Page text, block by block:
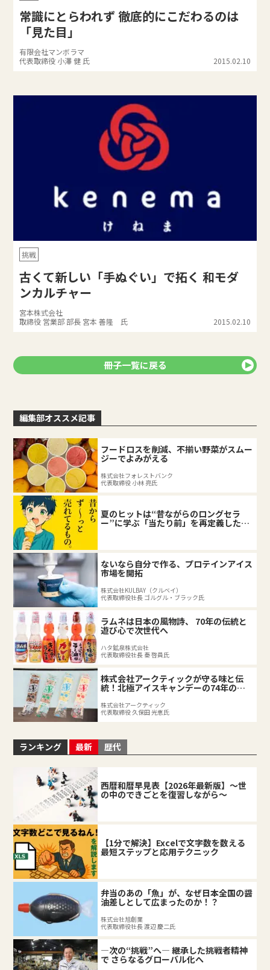
常識にとらわれず 徹底的にこだわるのは
「見た目」
有限会社マンボラマ
代表取締役 小澤 健 氏
2015.02.10
挑戦
古くて新しい「手ぬぐい」で拓く 和モダ
ンカルチャー
宮本株式会社
取締役 営業部 部長 宮本 善隆 氏
2015.02.10
冊子一覧に戻る
編集部オススメ記事
フードロスを削減、不揃い野菜がスムー
ジーでよみがえる
株式会社フォレストバンク
代表取締役 小林 亮氏
夏のヒットは“昔ながらのロングセラ
ー”に学ぶ「当たり前」を再定義した企
業の底力
ないなら自分で作る、プロテインアイス
市場を開拓
株式会社KULBAY（クルベイ）
代表取締役社長 ゴルグル・ブラック氏
ラムネは日本の風物詩、 70年の伝統と
遊び心で次世代へ
ハタ鉱泉株式会社
代表取締役社長 秦 啓員氏
株式会社アークティックが守る味と伝
統！北極アイスキャンデーの74年の軌
跡
株式会社アークティック
代表取締役 久保田 光恵氏
ランキング 最新 歴代
西暦和暦早見表【2026年最新版】～世
の中のできごとを復習しながら～
【1分で解決】Excelで文字数を数える
最短ステップと応用テクニック
弁当のあの「魚」が、なぜ日本全国の醤
油差しとして広まったのか！？
株式会社旭創業
代表取締役社長 渡辺 慶二氏
―次の“挑戦”へ― 継承した挑戦者精神
で さらなるグローバル化へ